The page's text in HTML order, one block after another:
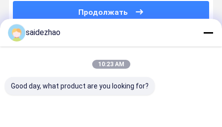
Продолжать
Порекомендованные Продукты
saidezhao
10:23 AM
Good day, what product are you looking for?